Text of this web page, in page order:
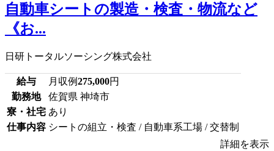
自動車シートの製造・検査・物流など
《お...
日研トータルソーシング株式会社
給与 月収例275,000円
勤務地
佐賀県 神埼市
寮・社宅 あり
仕事内容 シートの組立・検査 / 自動車系工場 / 交替制
詳細を表示